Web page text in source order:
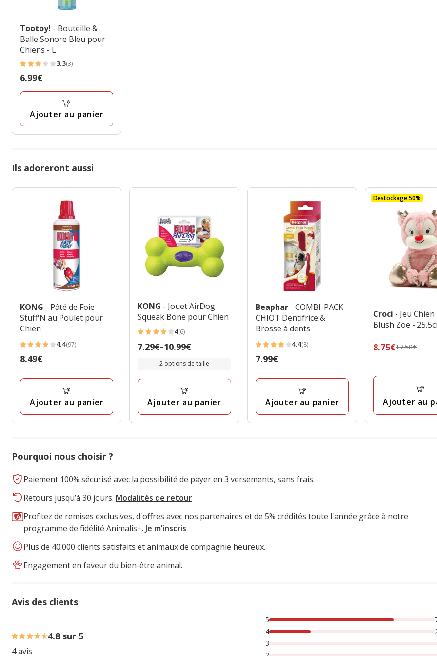
Tootoy! - Bouteille &
Balle Sonore Bleu pour
Chiens - L
3.3
étoiles
avec
avis
3.3(3)
Prix
6.99€
6.99€
Ajouter au panier
Ils adoreront aussi
KONG - Pâté de Foie
Stuff'N au Poulet pour
Chien
4.4
étoiles
97
4.4(97)
Prix
8.49€
Ajouter au panier
KONG - Jouet AirDog
Squeak Bone pour Chien
4
étoiles
avis
4(6)
Prix
à
7.29€-10.99€
2 options de taille
Ajouter au panier
Beaphar - COMBI-PACK
CHIOT Dentifrice &
Brosse à dents
4.4
étoiles
8
4.4(8)
Prix
7.99€
Ajouter au panier
Destockage 50%
Croci - Jeu Chien
Blush Zoe -
Prix
prix
8.75€
8.75€17.50€
Ajouter au
Pourquoi nous choisir ?
Paiement 100% sécurisé avec la possibilité de payer en 3 versements, sans frais.
Retours jusqu’à 30 jours. Modalités de retour
Profitez de remises exclusives, d'offres avec nos partenaires et de 5% crédités toute l'année grâce à notre
programme de fidélité Animalis+. Je m’inscris
Plus de 40.000 clients satisfaits et animaux de compagnie heureux.
Engagement en faveur du bien-être animal.
Avis des clients
4.8 sur 5
4 avis
75% des personnes lont noté avec {1} étoiles, 25% des personnes lont noté avec {1} étoiles,
5
4
3